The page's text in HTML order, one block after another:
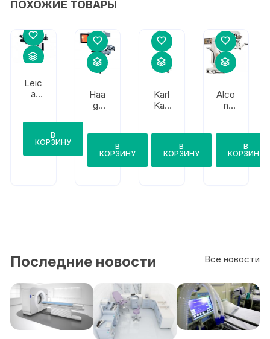
ПОХОЖИЕ ТОВАРЫ
Leic
a
В
КОРЗИНУ
Haa
g-
Eibo
s
В
КОРЗИНУ
Karl
Kap
Cold
Light
В
КОРЗИНУ
Alco
n
В
КОРЗИНУ
Все новости
Последние новости